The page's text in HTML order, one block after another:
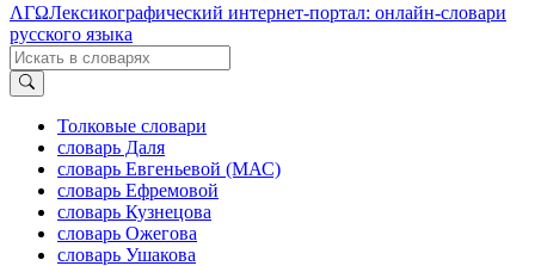
ΛΓΩЛексикографический интернет-портал: онлайн-словари
русского языка
Толковые словари
словарь Даля
словарь Евгеньевой (МАС)
словарь Ефремовой
словарь Кузнецова
словарь Ожегова
словарь Ушакова